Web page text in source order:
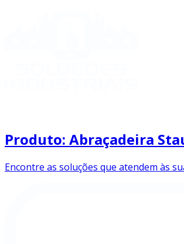
Produto: Abraçadeira
Encontre as soluções que atendem às